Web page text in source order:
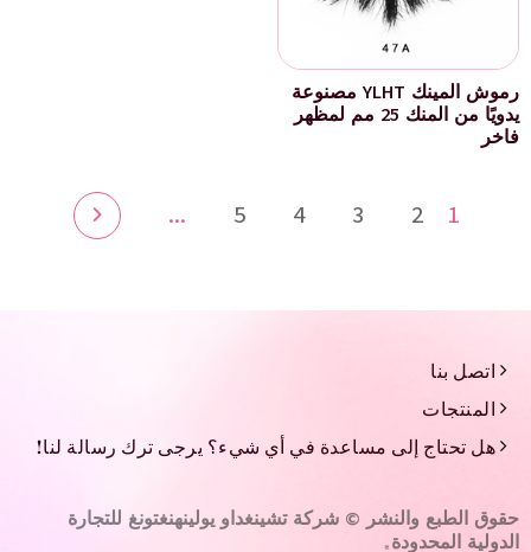
رموش المينك YLHT مصنوعة
يدويًا من المنك 25 مم لمظهر
فاخر
1
2
3
4
5
...
اتصل بنا
المنتجات
هل تحتاج إلى مساعدة في أي شيء؟ يرجى ترك رسالة لنا!
حقوق الطبع والنشر © شركة تشينغداو يولينهنغتونغ للتجارة
الدولية المحدودة.